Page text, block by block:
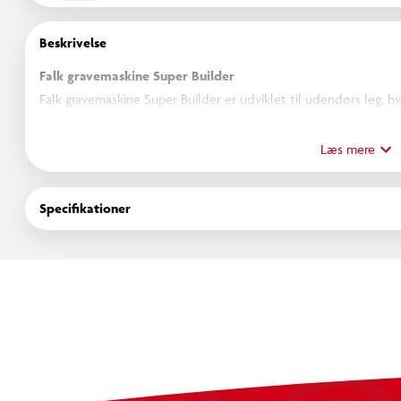
Beskrivelse
Falk gravemaskine Super Builder
Falk gravemaskine Super Builder er udviklet til udendørs leg,
manuelt. Konstruktionen er tilpasset børn, der ønsker aktiv
Specifikationer
360° roterende kabine
Læs mere
Specifikationer